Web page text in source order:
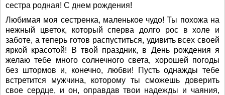
сестра родная! С днем рождения!
Любимая моя сестренка, маленькое чудо! Ты похожа на
нежный цветок, который сперва долго рос в холе и
заботе, а теперь готов распуститься, удивить всех своей
яркой красотой! В твой праздник, в День рождения я
желаю тебе много солнечного света, хорошей погоды
без штормов и, конечно, любви! Пусть однажды тебе
встретится мужчина, которому ты сможешь доверить
свое сердце, и он, оправдав твои надежды и чаяния,